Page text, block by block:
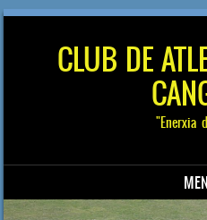
CLUB DE
"Enerxia
Saltar al contenido